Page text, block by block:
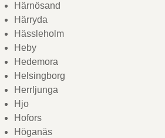
Härnösand
Härryda
Hässleholm
Heby
Hedemora
Helsingborg
Herrljunga
Hjo
Hofors
Höganäs